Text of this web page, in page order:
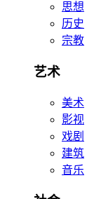
思想
历史
宗教
艺术
美术
影视
戏剧
建筑
音乐